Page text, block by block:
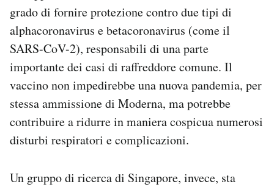
grado di fornire protezione contro due tipi di
alphacoronavirus e betacoronavirus (come il
SARS-CoV-2), responsabili di una parte
importante dei casi di raffreddore comune. Il
vaccino non impedirebbe una nuova pandemia, per
stessa ammissione di Moderna, ma potrebbe
contribuire a ridurre in maniera cospicua numerosi
disturbi respiratori e complicazioni.
Un gruppo di ricerca di Singapore, invece, sta